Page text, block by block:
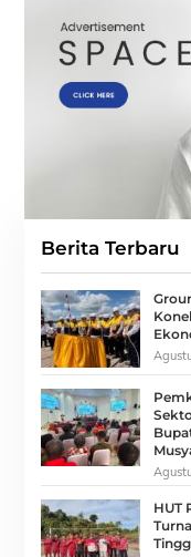
Berita Terbaru
HUT